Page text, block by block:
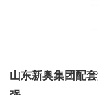
山东新奥集团配